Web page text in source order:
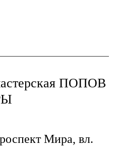
ПОПОВ
Мира, вл.